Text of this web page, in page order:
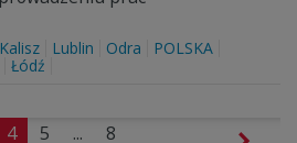
Kalisz Lublin Odra
POLSKA
Łódź
4 5 ... 8